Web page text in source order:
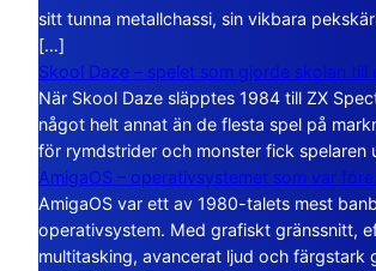
sitt tunna metallchassi, sin vikbara
[…]
Skool Daze – spelet som gjorde skolan
När Skool Daze släpptes 1984 till ZX
något helt annat än de flesta spel på
för rymdstrider och monster fick spelaren
AmigaOS – operativsystemet som var
AmigaOS var ett av 1980-talets mest
operativsystem. Med grafiskt gränssnitt,
multitasking, avancerat ljud och färgstark